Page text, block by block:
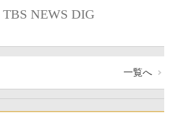
TBS NEWS DIG
一覧へ